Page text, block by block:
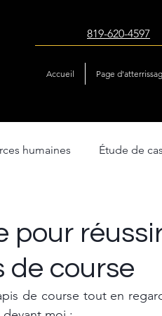
819-620-4597
Accueil Page
humaines Étude de cas
pour
de course
de course tout en